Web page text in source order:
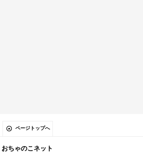
ページトップへ
おちゃのこネット